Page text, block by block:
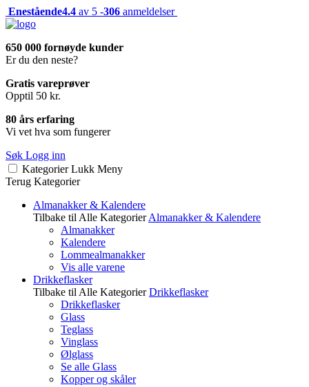
Enestående4.4 av 5 -306 anmeldelser
650 000 fornøyde kunder
Er du den neste?
Gratis vareprøver
Opptil 50 kr.
80 års erfaring
Vi vet hva som fungerer
Søk Logg inn
Kategorier Lukk Meny
Terug Kategorier
Almanakker & Kalendere
Tilbake til Alle Kategorier Almanakker & Kalendere
Almanakker
Kalendere
Lommealmanakker
Vis alle varene
Drikkeflasker
Tilbake til Alle Kategorier Drikkeflasker
Drikkeflasker
Glass
Teglass
Vinglass
Ølglass
Se alle Glass
Kopper og skåler